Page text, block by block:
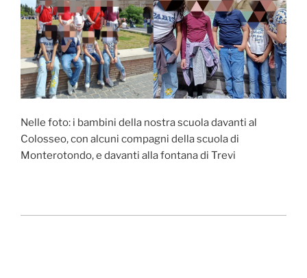
Nelle foto: i bambini della nostra scuola davanti al
Colosseo, con alcuni compagni della scuola di
Monterotondo, e davanti alla fontana di Trevi